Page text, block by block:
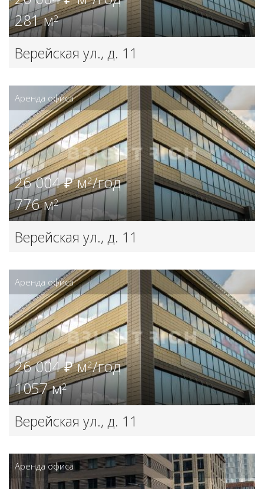
281 м2
Верейская ул., д. 11
Аренда офиса
26 004 ₽ м2/год
776 м2
Верейская ул., д. 11
Аренда офиса
26 004 ₽ м2/год
1057 м2
Верейская ул., д. 11
Аренда офиса